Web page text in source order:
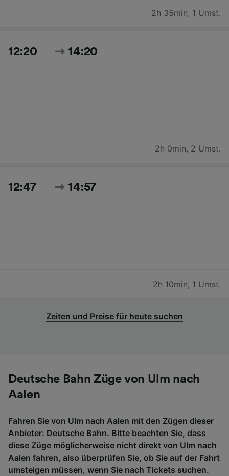
2h 35min, 1 Umst.
12:20 14:20
2h 0min, 2 Umst.
12:47 14:57
2h 10min, 1 Umst.
Zeiten und Preise für heute suchen
Deutsche Bahn Züge von Ulm nach
Aalen
Fahren Sie von Ulm nach Aalen mit den Zügen dieser
Anbieter: Deutsche Bahn. Bitte beachten Sie, dass
diese Züge möglicherweise nicht direkt von Ulm nach
Aalen fahren, also überprüfen Sie, ob Sie auf der Fahrt
umsteigen müssen, wenn Sie nach Tickets suchen.